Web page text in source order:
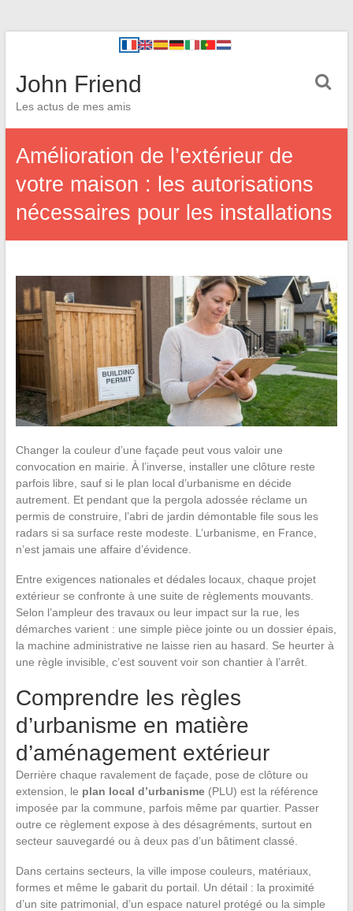
John Friend
Les actus de mes amis
Amélioration de l’extérieur de
votre maison : les autorisations
nécessaires pour les installations
Changer la couleur d’une façade peut vous valoir une
convocation en mairie. À l’inverse, installer une clôture reste
parfois libre, sauf si le plan local d’urbanisme en décide
autrement. Et pendant que la pergola adossée réclame un
permis de construire, l’abri de jardin démontable file sous les
radars si sa surface reste modeste. L’urbanisme, en France,
n’est jamais une affaire d’évidence.
Entre exigences nationales et dédales locaux, chaque projet
extérieur se confronte à une suite de règlements mouvants.
Selon l’ampleur des travaux ou leur impact sur la rue, les
démarches varient : une simple pièce jointe ou un dossier épais,
la machine administrative ne laisse rien au hasard. Se heurter à
une règle invisible, c’est souvent voir son chantier à l’arrêt.
Comprendre les règles
d’urbanisme en matière
d’aménagement extérieur
Derrière chaque ravalement de façade, pose de clôture ou
extension, le plan local d’urbanisme(PLU) est la référence
imposée par la commune, parfois même par quartier. Passer
outre ce règlement expose à des désagréments, surtout en
secteur sauvegardé ou à deux pas d’un bâtiment classé.
Dans certains secteurs, la ville impose couleurs, matériaux,
formes et même le gabarit du portail. Un détail : la proximité
d’un site patrimonial, d’un espace naturel protégé ou la simple